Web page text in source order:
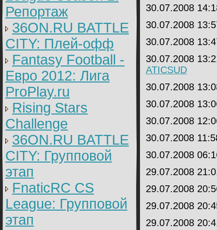
Репортаж
36ON.RU BATTLE
CITY: Плей-офф
Fantasy Football -
Евро 2012: Лига
ProPlay.ru
Rising Stars
Challenge
36ON.RU BATTLE
CITY: Групповой
этап
FnaticRC CS
League: Групповой
этап
30.07.2008
30.07.2008
30.07.2008
30.07.2008
ATICSUD
30.07.2008
30.07.2008
30.07.2008
30.07.2008
30.07.2008
29.07.2008
29.07.2008
29.07.2008
29.07.2008